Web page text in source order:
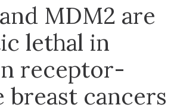
MDM2 are
lethal in
receptor-
breast cancers